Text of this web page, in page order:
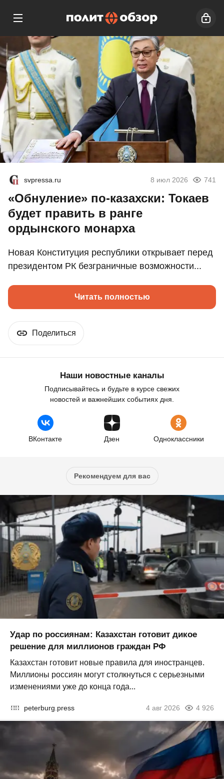
svpressa.ru 8 июл 2026 741
«Обнуление» по-казахски: Токаев
будет править в ранге
ордынского монарха
Новая Конституция республики открывает перед
президентом РК безграничные возможности...
Читать полностью
Поделиться
Наши новостные каналы
Подписывайтесь и будьте в курсе свежих
новостей и важнейших событиях дня.
ВКонтакте Дзен Одноклассники
Рекомендуем для вас
Удар по россиянам: Казахстан готовит дикое
решение для миллионов граждан РФ
Казахстан готовит новые правила для иностранцев.
Миллионы россиян могут столкнуться с серьезными
изменениями уже до конца года...
peterburg.press 4 авг 2026 4 926